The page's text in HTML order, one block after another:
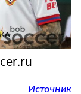
Источник